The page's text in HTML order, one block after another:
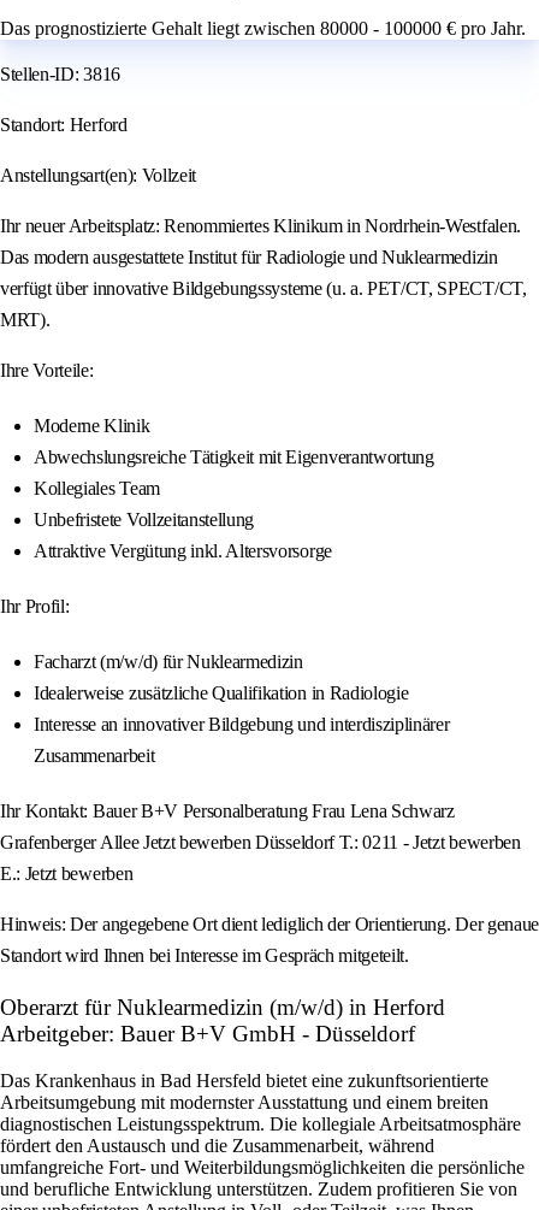
Das prognostizierte Gehalt liegt zwischen 80000 - 100000 € pro Jahr.
Stellen-ID: 3816
Standort: Herford
Anstellungsart(en): Vollzeit
Ihr neuer Arbeitsplatz: Renommiertes Klinikum in Nordrhein-Westfalen.
Das modern ausgestattete Institut für Radiologie und Nuklearmedizin
verfügt über innovative Bildgebungssysteme (u. a. PET/CT, SPECT/CT,
MRT).
Ihre Vorteile:
Moderne Klinik
Abwechslungsreiche Tätigkeit mit Eigenverantwortung
Kollegiales Team
Unbefristete Vollzeitanstellung
Attraktive Vergütung inkl. Altersvorsorge
Ihr Profil:
Facharzt (m/w/d) für Nuklearmedizin
Idealerweise zusätzliche Qualifikation in Radiologie
Interesse an innovativer Bildgebung und interdisziplinärer
Zusammenarbeit
Ihr Kontakt: Bauer B+V Personalberatung Frau Lena Schwarz
Grafenberger Allee Jetzt bewerben Düsseldorf T.: 0211 - Jetzt bewerben
E.: Jetzt bewerben
Hinweis: Der angegebene Ort dient lediglich der Orientierung. Der genaue
Standort wird Ihnen bei Interesse im Gespräch mitgeteilt.
Oberarzt für Nuklearmedizin (m/w/d) in Herford
Arbeitgeber: Bauer B+V GmbH - Düsseldorf
Das Krankenhaus in Bad Hersfeld bietet eine zukunftsorientierte
Arbeitsumgebung mit modernster Ausstattung und einem breiten
diagnostischen Leistungsspektrum. Die kollegiale Arbeitsatmosphäre
fördert den Austausch und die Zusammenarbeit, während
umfangreiche Fort- und Weiterbildungsmöglichkeiten die persönliche
und berufliche Entwicklung unterstützen. Zudem profitieren Sie von